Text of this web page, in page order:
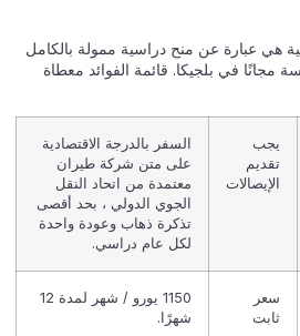
هي عبارة عن منح دراسية ممولة بالكامل
مجانًا في بلجيكا. قائمة الفوائد معطاة
يجب
تقديم
الإيصالات
السفر بالدرجة الاقتصادية
على متن شركة طيران
معتمدة من اتحاد النقل
الجوي الدولي ، بحد أقصى
تذكرة ذهاب وعودة واحدة
لكل عام دراسي.
سعر
ثابت
1150 يورو / شهر لمدة 12
شهرًا.